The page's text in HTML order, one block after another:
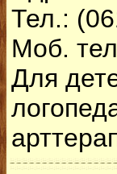
Тел.:
Моб.
Для